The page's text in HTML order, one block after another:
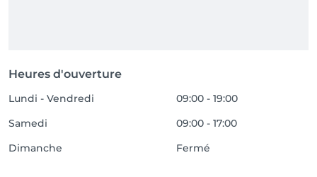
Heures d'ouverture
Lundi - Vendredi
09:00 - 19:00
Samedi
09:00 - 17:00
Dimanche
Fermé